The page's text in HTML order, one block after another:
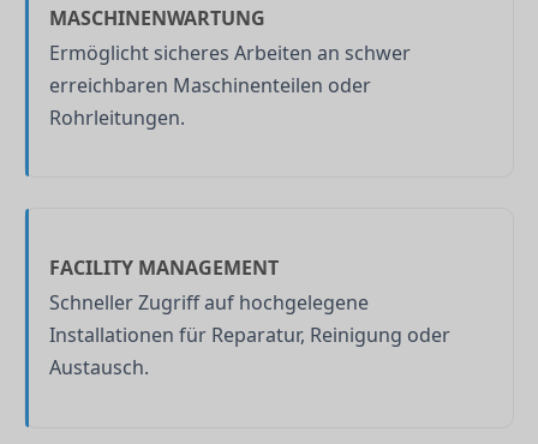
MASCHINENWARTUNG
Ermöglicht sicheres Arbeiten an schwer
erreichbaren Maschinenteilen oder
Rohrleitungen.
FACILITY MANAGEMENT
Schneller Zugriff auf hochgelegene
Installationen für Reparatur, Reinigung oder
Austausch.